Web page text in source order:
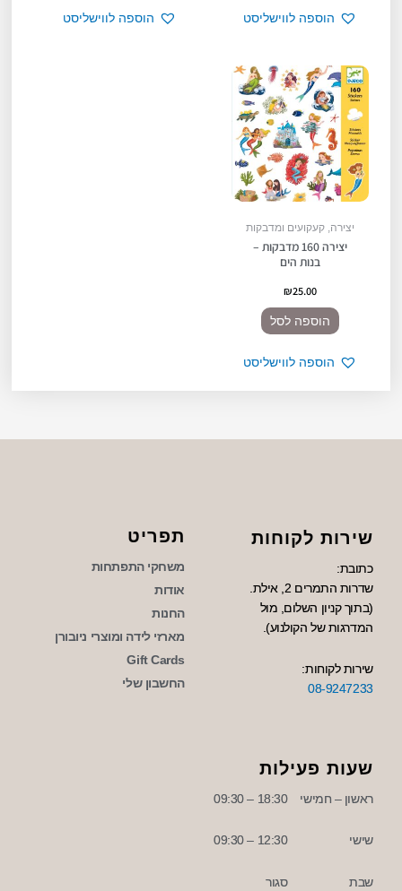
הוספה לווישליסט הוספה לווישליסט
יצירה, קעקועים ומדבקות
יצירה 160 מדבקות –
בנות הים
₪25.00
הוספה לסל
הוספה לווישליסט
שירות לקוחות
כתובת:
שדרות התמרים 2, אילת.
(בתוך קניון השלום, מול
המדרגות של הקולנוע).
שירות לקוחות:
08-9247233
תפריט
משחקי התפתחות
אודות
החנות
מארזי לידה ומוצרי ניובורן
Gift Cards
החשבון שלי
שעות פעילות
ראשון – חמישי
שישי
שבת
18:30 – 09:30
12:30 – 09:30
סגור